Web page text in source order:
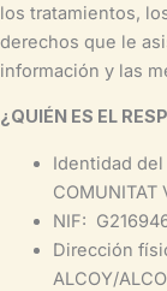
los tratamientos,
derechos que le
información y las
¿QUIÉN ES EL
Identidad del
COMUNITAT
NIF:
Dirección
ALCOY/